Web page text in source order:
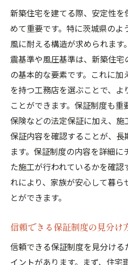
新築住宅を建てる際、安定性
めて重要です。特に茨城県のよ
風に耐える構造が求められま
震基準や風圧基準は、新築住
の基本的な要素です。これに
を持つ工務店を選ぶことで、よ
ことができます。保証制度も
保険などの法定保証に加え、
保証内容を確認することが、
ます。保証制度の内容を詳細
た施工が行われているかを確認
れにより、家族が安心して暮ら
とができます。
信頼できる保証制度の見分け
信頼できる保証制度を見分け
イントがあります。まず、住宅